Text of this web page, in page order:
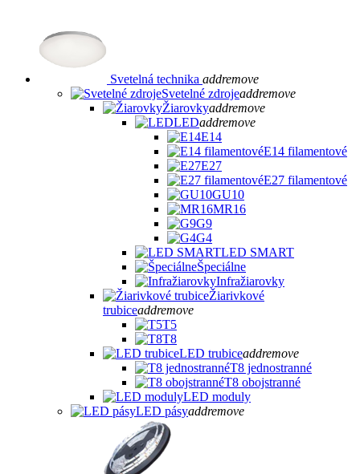
Svetelná technika addremove
Svetelné zdrojeaddremove
Žiarovkyaddremove
LEDaddremove
E14
E14 filamentové
E27
E27 filamentové
GU10
MR16
G9
G4
LED SMART
Špeciálne
Infražiarovky
Žiarivkové
trubiceaddremove
T5
T8
LED trubiceaddremove
T8 jednostranné
T8 obojstranné
LED moduly
LED pásyaddremove